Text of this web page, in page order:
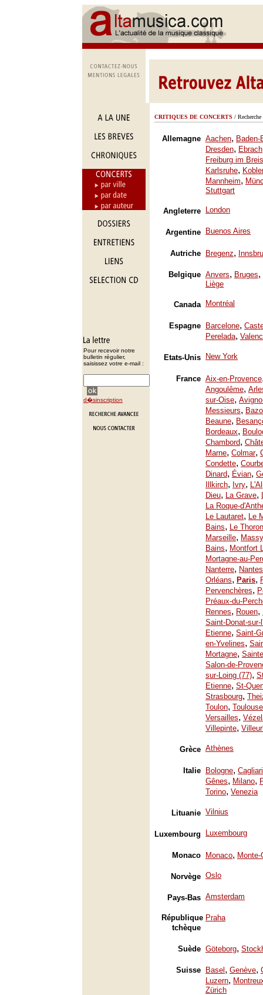
Pour recevoir notre
bulletin régulier,
saisissez votre e-mail :
d�sinscription
CRITIQUES DE CONCERTS /
Allemagne Aachen, Baden-
Dresden, Ebrach
Freiburg im
Karlsruhe,
Mannheim,
Stuttgart
Angleterre London
Argentine Buenos Aires
Autriche Bregenz,
Belgique Anvers, Bruges,
Liège
Canada Montréal
Espagne Barcelone,
Perelada,
Etats-Unis New York
France Aix-en-Provence
Angoulême,
sur-Oise,
Messieurs,
Beaune,
Bordeaux,
Chambord,
Marne, Colmar,
Condette,
Dinard, Évian,
Illkirch, Ivry,
Dieu, La Grave,
La Roque-
Le Lautaret, Le
Bains, Le
Marseille, Massy
Bains, Montfort
Mortagne-au-
Nanterre, Nantes
Orléans, Paris,
Pervenchères,
Préaux-du-
Rennes, Rouen,
Saint-Donat-sur-
Etienne, Saint-
en-Yvelines,
Mortagne,
Salon-de-
sur-Loing (77),
Etienne, St-
Strasbourg,
Toulon, Toulouse
Versailles,
Villepinte,
Grèce Athènes
Italie Bologne, Cagliari
Gênes, Milano,
Torino, Venezia
Lituanie Vilnius
Luxembourg Luxembourg
Monaco Monaco, Monte-
Norvège Oslo
Pays-Bas Amsterdam
République
tchèque
Praha
Suède Göteborg,
Suisse Basel , Genève,
Luzern,
Zürich